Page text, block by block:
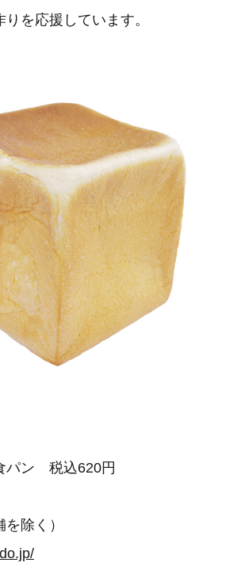
を応援しています。
パン 税込620円
除く）